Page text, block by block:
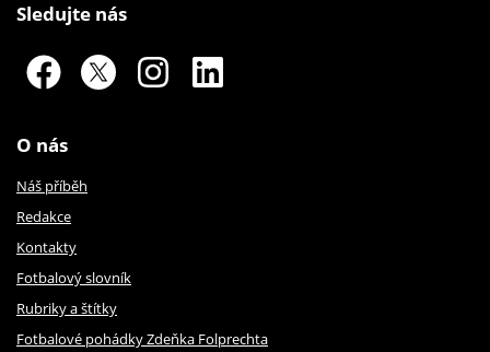
Sledujte nás
O nás
Náš příběh
Redakce
Kontakty
Fotbalový slovník
Rubriky a štítky
Fotbalové pohádky Zdeňka Folprechta